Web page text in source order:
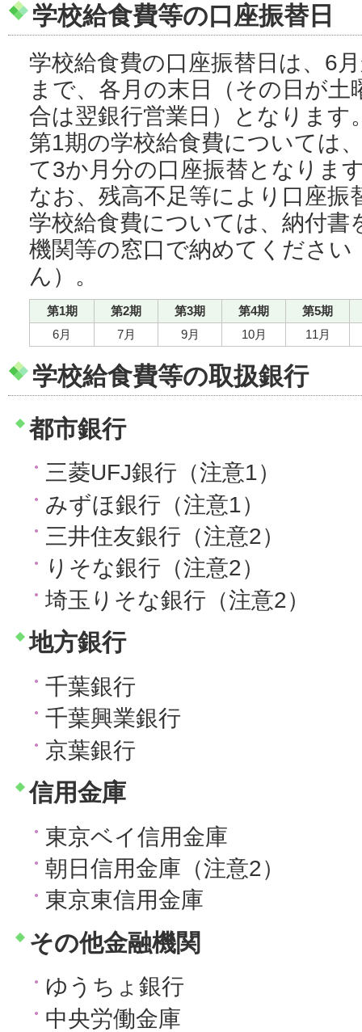
学校給食費等の口座振替日
学校給食費の口座振替日は、6
まで、各月の末日（その日が土
合は翌銀行営業日）となります
第1期の学校給食費については
て3か月分の口座振替となりま
なお、残高不足等により口座
学校給食費については、納付書
機関等の窓口で納めてください
ん）。
第1期 第2期 第3期 第4期
第5期
6月
7月 9月 10月 11月
学校給食費等の取扱銀行
都市銀行
三菱UFJ銀行（注意1）
みずほ銀行（注意1）
三井住友銀行（注意2）
りそな銀行（注意2）
埼玉りそな銀行（注意2）
地方銀行
千葉銀行
千葉興業銀行
京葉銀行
信用金庫
東京ベイ信用金庫
朝日信用金庫（注意2）
東京東信用金庫
その他金融機関
ゆうちょ銀行
中央労働金庫